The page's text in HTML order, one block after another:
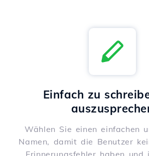
Einfach zu
Wählen Sie einen einfachen
Namen, damit die Benutzer